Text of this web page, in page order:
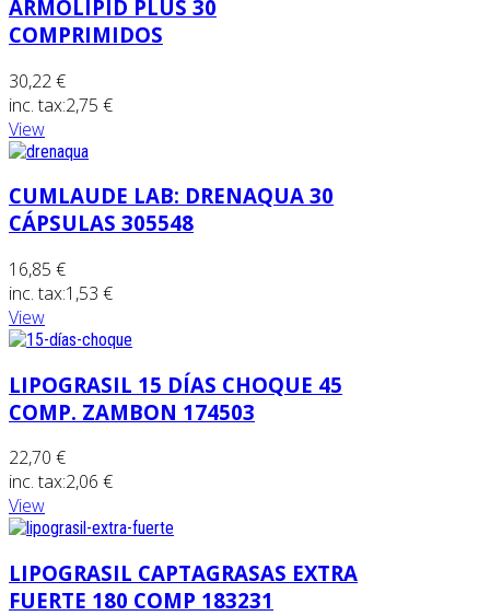
ARMOLIPID PLUS 30
COMPRIMIDOS
30,22 €
inc. tax:2,75 €
View
CUMLAUDE LAB: DRENAQUA 30
CÁPSULAS 305548
16,85 €
inc. tax:1,53 €
View
LIPOGRASIL 15 DÍAS CHOQUE 45
COMP. ZAMBON 174503
22,70 €
inc. tax:2,06 €
View
LIPOGRASIL CAPTAGRASAS EXTRA
FUERTE 180 COMP 183231